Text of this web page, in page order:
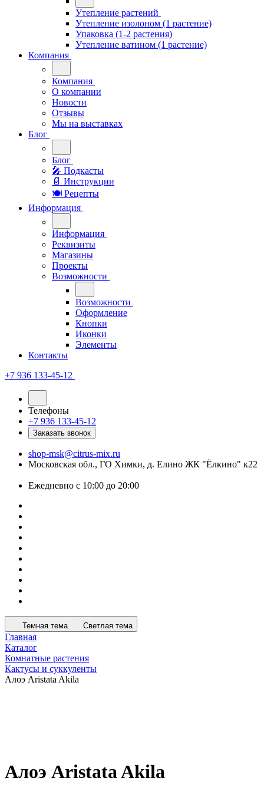
Утепление растений
Утепление изолоном (1 растение)
Упаковка (1-2 растения)
Утепление ватином (1 растение)
Компания
Компания
О компании
Новости
Отзывы
Мы на выставках
Блог
Блог
🎤︎︎ Подкасты
📄 Инструкции
🍽 Рецепты
Информация
Информация
Реквизиты
Магазины
Проекты
Возможности
Возможности
Оформление
Кнопки
Иконки
Элементы
Контакты
+7 936 133-45-12
Телефоны
+7 936 133-45-12
Заказать звонок
shop-msk@citrus-mix.ru
Московская обл., ГО Химки, д. Елино ЖК "Ёлкино" к22
Ежедневно с 10:00 до 20:00
Темная тема Светлая тема
Главная
Каталог
Комнатные растения
Кактусы и суккуленты
Алоэ Aristata Akila
Алоэ Aristata Akila